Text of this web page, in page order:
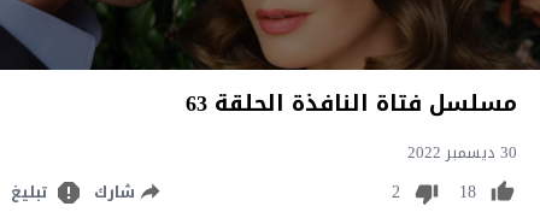
مسلسل فتاة النافذة الحلقة 63
30 ديسمبر 2022
18
2 شارك تبليغ